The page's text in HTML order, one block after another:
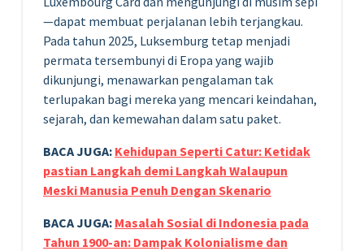
—dapat membuat perjalanan lebih terjangkau.
Pada tahun 2025, Luksemburg tetap menjadi
permata tersembunyi di Eropa yang wajib
dikunjungi, menawarkan pengalaman tak
terlupakan bagi mereka yang mencari keindahan,
sejarah, dan kemewahan dalam satu paket.
BACA JUGA: Kehidupan Seperti Catur: Ketidak
pastian Langkah demi Langkah Walaupun
Meski Manusia Penuh Dengan Skenario
BACA JUGA: Masalah Sosial di Indonesia pada
Tahun 1900-an: Dampak Kolonialisme dan